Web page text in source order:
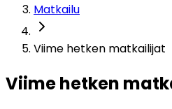
Matkailu
Viime hetken matkailijat
Viime hetken